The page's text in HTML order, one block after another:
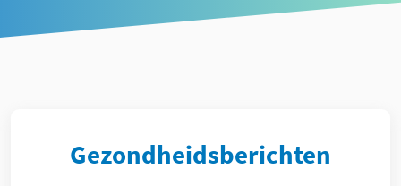
Gezondheidsberichten